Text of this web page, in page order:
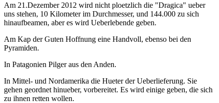
Am 21.Dezember 2012 wird nicht ploetzlich die "Dragica" ueber
uns stehen, 10 Kilometer im Durchmesser, und 144.000 zu sich
hinaufbeamen, aber es wird Ueberlebende geben.
Am Kap der Guten Hoffnung eine Handvoll, ebenso bei den
Pyramiden.
In Patagonien Pilger aus den Anden.
In Mittel- und Nordamerika die Hueter der Ueberlieferung. Sie
gehen geordnet hinueber, vorbereitet. Es wird einige geben, die sich
zu ihnen retten wollen.